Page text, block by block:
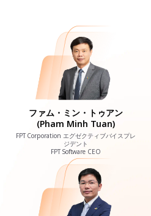
ファム・ミン・トゥアン
(Pham Minh Tuan)
FPT Corporation エグゼクティブバイスプレ
ジデント
FPT Software CEO